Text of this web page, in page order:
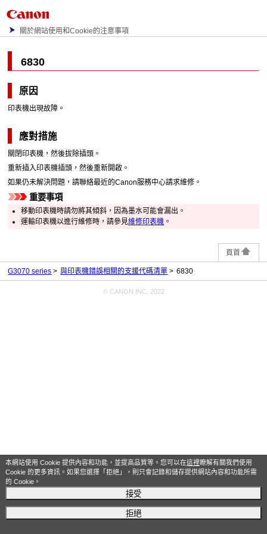
本網站使用 Cookie 提供內容和功能，並提高品質等。您可以在這裡瞭解有關我們使用
Cookie 的更多資訊。如果您選擇「拒絕」，則只會記錄和儲存提供網站內容和功能所需
的 Cookie。
接受
拒絕
關於網站使用和Cookie的注意事項
6830
原因
印表機出現故障。
應對措施
關閉印表機 ，然後拔除插頭。
重新插入印表機插頭，然後重新開啟。
如果仍未解決問題，請聯絡最近的Canon服務中心請求維修。
重要事項
移動印表機時請勿將其傾斜，因為墨水可能會漏出。
運輸印表機以進行維修時，請參見維修印表機 。
頁首
G3070 series 與印表機錯誤相關的支援代碼清單 6830
© CANON INC. 2022